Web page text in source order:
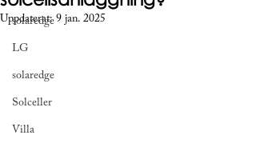
solaredge
LG
solaredge
Solceller
Villa
Uppdaterat:9 jan. 2025